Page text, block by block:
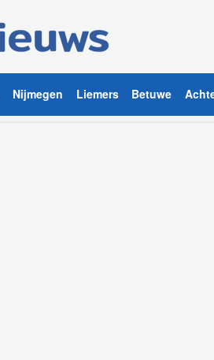
Nijmegen Liemers Betuwe